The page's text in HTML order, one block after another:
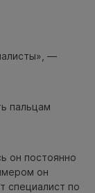
—
пальцам
он постоянно
он
специалист по